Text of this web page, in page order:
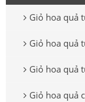
Giỏ hoa quả
Giỏ hoa quả
Giỏ hoa quả
Giỏ hoa quả